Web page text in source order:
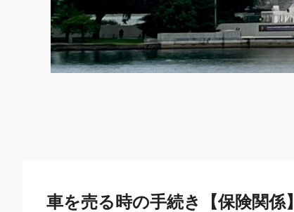
車を売る時の手続き【保険関係】